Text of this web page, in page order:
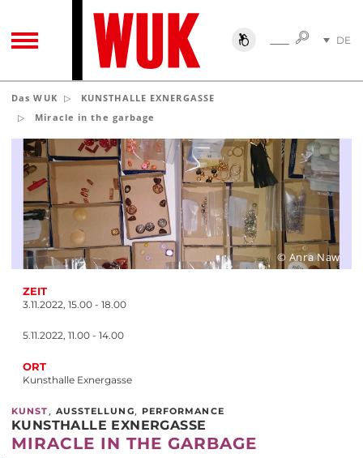
TOGGLE NAVIGATIONSUCHESUCHE
DE
Das WUK
KUNSTHALLE EXNERGASSE
Miracle in the garbage
ZEIT
3.11.2022, 15.00 ­- 18.00
5.11.2022, 11.00 - 14.00
ORT
Kunsthalle Exnergasse
© Anra Naw
KUNST , AUSSTELLUNG, PERFORMANCE
KUNSTHALLE EXNERGASSE
MIRACLE IN THE GARBAGE